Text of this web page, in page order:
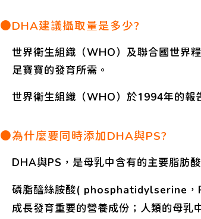
●DHA建議攝取量是多少?
世界衛生組織（WHO）及聯合國世界
足寶寶的發育所需。
世界衛生組織（WHO）於1994年的報
●為什麼要同時添加DHA與PS?
DHA與PS，是母乳中含有的主要脂肪
磷脂醯絲胺酸( phosphatidylserine，
成長發育重要的營養成份；人類的母乳